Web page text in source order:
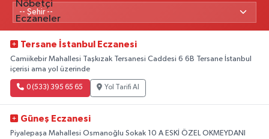
Tersane İstanbul Eczanesi
Camiikebir Mahallesi Taşkızak Tersanesi Caddesi 6 6B Tersane İstanbul
içerisi ama yol üzerinde
0 (533) 395 65 65 Yol Tarifi Al
Güneş Eczanesi
Piyalepaşa Mahallesi Osmanoğlu Sokak 10 A ESKİ ÖZEL OKMEYDANI